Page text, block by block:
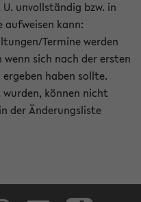
unvollständig bzw. in
aufweisen kann:
Termine werden
sich nach der ersten
haben sollte.
können nicht
der Änderungsliste